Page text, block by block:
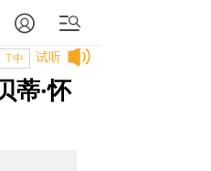
试听
T中
蒂·怀